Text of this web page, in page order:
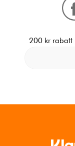
200 kr rabatt